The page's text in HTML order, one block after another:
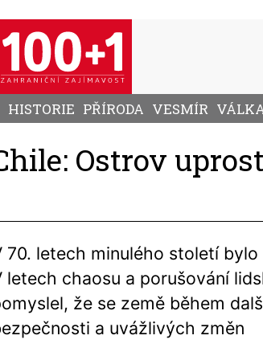
HISTORIE PŘÍRODA VESMÍR
Ostrov
70. letech minulého století
letech chaosu a porušování
že se země během
a uvážlivých změn